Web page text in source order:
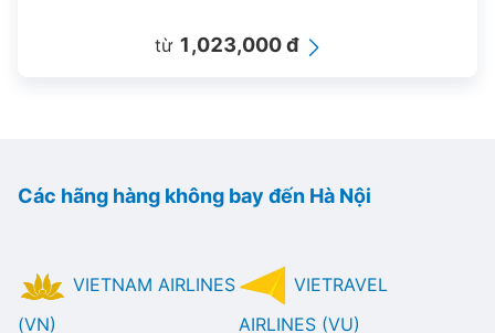
từ 1,023,000 đ
Các hãng hàng không bay đến Hà Nội
VIETNAM AIRLINES
(VN)
VIETRAVEL
AIRLINES (VU)